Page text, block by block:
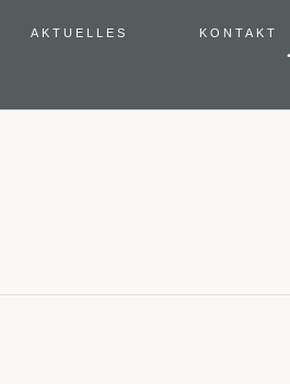
AKTUELLES KONTAKT